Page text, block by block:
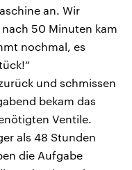
an. Wir
50 Minuten kam
nochmal, es
und schmissen
bekam das
Ventile.
als 48 Stunden
die Aufgabe